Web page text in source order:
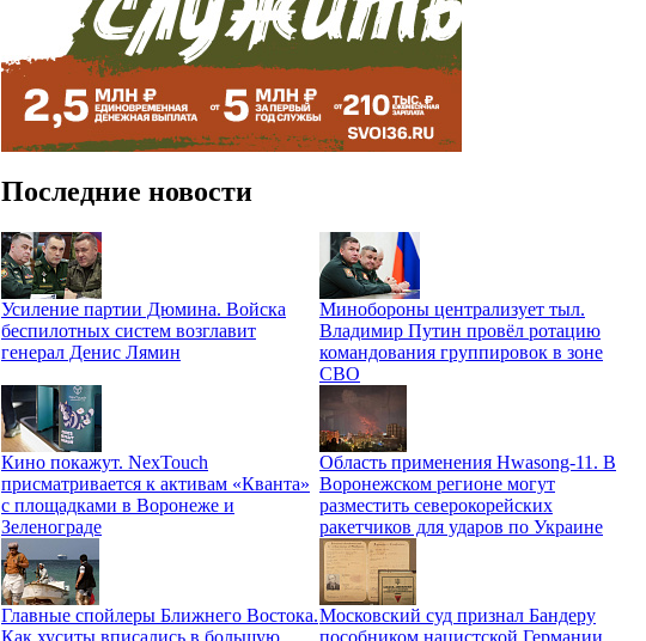
Последние новости
Усиление партии Дюмина. Войска
беспилотных систем возглавит
генерал Денис Лямин
Минобороны централизует тыл.
Владимир Путин провёл ротацию
командования группировок в зоне
СВО
Кино покажут. NexTouch
присматривается к активам «Кванта»
с площадками в Воронеже и
Зеленограде
Область применения Hwasong-11. В
Воронежском регионе могут
разместить северокорейских
ракетчиков для ударов по Украине
Главные спойлеры Ближнего Востока.
Как хуситы вписались в большую
Московский суд признал Бандеру
пособником нацистской Германии